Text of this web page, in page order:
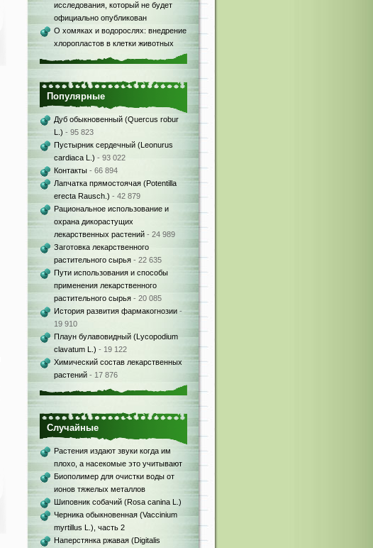
исследования, который не будет
официально опубликован
О хомяках и водорослях: внедрение
хлоропластов в клетки животных
Популярные
Дуб обыкновенный (Quercus robur
L.) - 95 823
Пустырник сердечный (Leonurus
cardiaca L.) - 93 022
Контакты - 66 894
Лапчатка прямостоячая (Potentilla
erecta Rausch.) - 42 879
Рациональное использование и
охрана дикорастущих
лекарственных растений - 24 989
Заготовка лекарственного
растительного сырья - 22 635
Пути использования и способы
применения лекарственного
растительного сырья - 20 085
История развития фармакогнозии -
19 910
Плаун булавовидный (Lycopodium
clavatum L.) - 19 122
Химический состав лекарственных
растений - 17 876
Случайные
Растения издают звуки когда им
плохо, а насекомые это учитывают
Биополимер для очистки воды от
ионов тяжелых металлов
Шиповник собачий (Rosa canina L.)
Черника обыкновенная (Vaccinium
myrtillus L.), часть 2
Наперстянка ржавая (Digitalis